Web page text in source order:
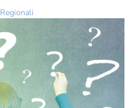
Regionali